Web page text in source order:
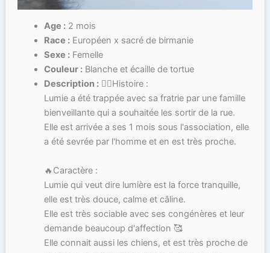
Age :2 mois
Race :Européen x sacré de birmanie
Sexe :Femelle
Couleur :Blanche et écaille de tortue
Description :✍🏻Histoire :
Lumie a été trappée avec sa fratrie par une famille
bienveillante qui a souhaitée les sortir de la rue.
Elle est arrivée a ses 1 mois sous l'association, elle
a été sevrée par l'homme et en est très proche.
🔥Caractère :
Lumie qui veut dire lumière est la force tranquille,
elle est très douce, calme et câline.
Elle est très sociable avec ses congénères et leur
demande beaucoup d'affection 🥰
Elle connait aussi les chiens, et est très proche de